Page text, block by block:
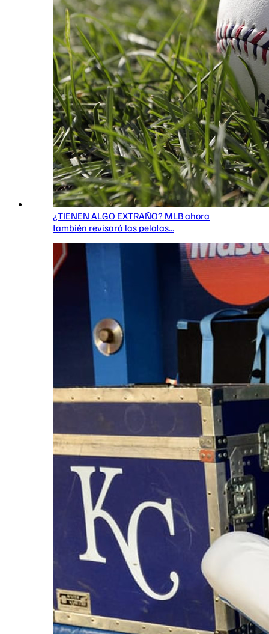
¿TIENEN ALGO EXTRAÑO? MLB ahora
también revisará las pelotas...